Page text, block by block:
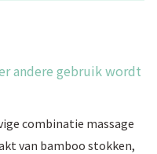
andere gebruik wordt
combinatie massage
van bamboo stokken,